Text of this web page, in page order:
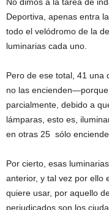
Deportiva, apenas entra
todo el velódromo de la
luminarias cada uno.
Pero de ese total, 41 una
no las
parcialmente, debido a
lámparas, esto es,
en otras 25 sólo enciende
Por cierto, esas
anterior, y tal vez por ello
quiere usar, por aquello
perjudicados son los